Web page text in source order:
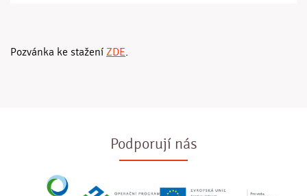
Pozvánka ke stažení ZDE
Podporují nás